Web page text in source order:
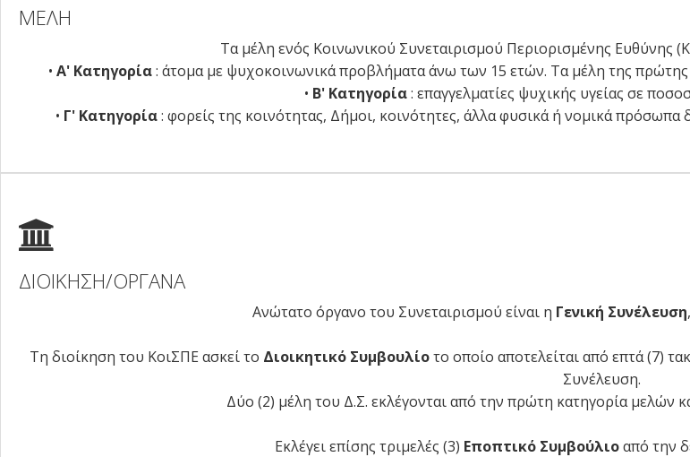
ΜΕΛΗ
Τα μέλη ενός Κοινωνικού Συνεταιρισμού Περιορισμένης Ευθύνης
• Α' Κατηγορία: άτομα με ψυχοκοινωνικά προβλήματα άνω των 15 ετών. Τα μέλη της
• Β' Κατηγορία: επαγγελματίες ψυχικής υγείας σε
• Γ' Κατηγορία: φορείς της κοινότητας, Δήμοι, κοινότητες, άλλα φυσικά ή νομικά
ΔΙΟΙΚΗΣΗ/ΟΡΓΑΝΑ
Ανώτατο όργανο του Συνεταιρισμού είναι η Γενική Συνέλευση
Τη διοίκηση του ΚοιΣΠΕ ασκεί το Διοικητικό Συμβουλίοτο οποίο αποτελείται από επτά (7)
Συνέλευση.
Δύο (2) μέλη του Δ.Σ. εκλέγονται από την πρώτη κατηγορία μελών
Εκλέγει επίσης τριμελές (3) Εποπτικό Συμβούλιοαπό την